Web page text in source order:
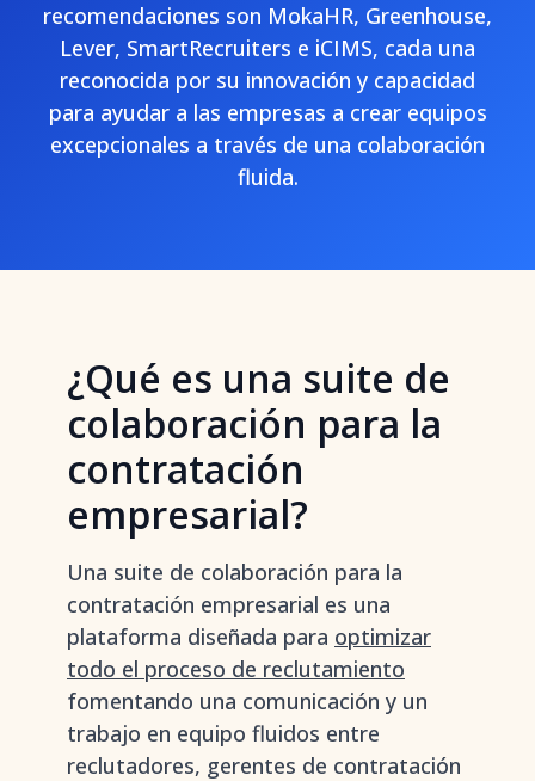
recomendaciones son MokaHR, Greenhouse,
Lever, SmartRecruiters e iCIMS, cada una
reconocida por su innovación y capacidad
para ayudar a las empresas a crear equipos
excepcionales a través de una colaboración
fluida.
¿Qué es una suite de
colaboración para la
contratación
empresarial?
Una suite de colaboración para la
contratación empresarial es una
plataforma diseñada para optimizar
todo el proceso de reclutamiento
fomentando una comunicación y un
trabajo en equipo fluidos entre
reclutadores, gerentes de contratación